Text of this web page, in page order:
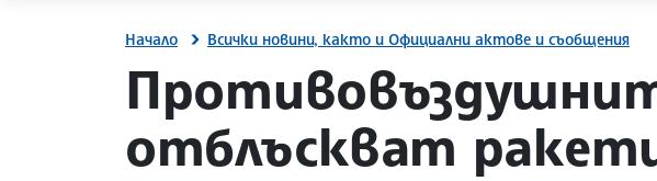
Начало Всички новини, както и Официални актове и съобщения
site.bta
отблъскват